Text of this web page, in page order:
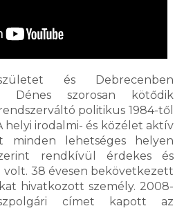
és Debrecenben
Dénes szorosan kötődik
politikus 1984-től
helyi irodalmi- és közélet aktív
minden lehetséges helyen
rendkívül érdekes és
volt. 38 évesen bekövetkezett
hivatkozott személy. 2008-
címet kapott az